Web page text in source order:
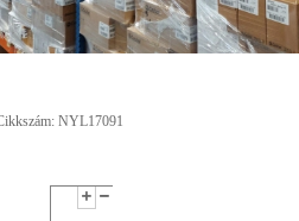
NYL17091